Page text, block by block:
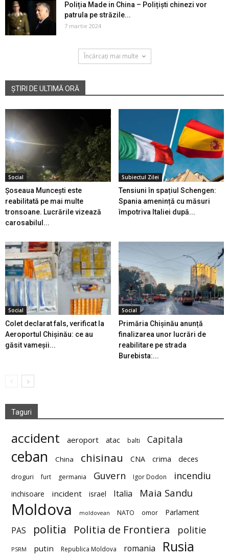
Poliția Made in China – Polițiști chinezi vor
patrula pe străzile...
7 martie 2024
Încărcați mai multe
ȘTIRI DE ULTIMĂ ORĂ
Social
Șoseaua Muncești este
reabilitată pe mai multe
tronsoane. Lucrările vizează
carosabilul...
Subiectul Zilei
Tensiuni în spațiul Schengen:
Spania amenință cu măsuri
împotriva Italiei după...
Social
Colet declarat fals, verificat la
Aeroportul Chișinău: ce au
găsit vameșii...
Social
Primăria Chișinău anunță
finalizarea unor lucrări de
reabilitare pe strada
Burebista:...
Taguri
accident aeroport atac balti Capitala
ceban China chisinau CNA crima deces
droguri furt germania Guvern Igor Dodon incendiu
inchisoare incident israel Italia Maia Sandu
Moldova moldovean NATO omor Parlament
PAS politia Politia de Frontiera politie
PSRM putin Republica Moldova romania Rusia